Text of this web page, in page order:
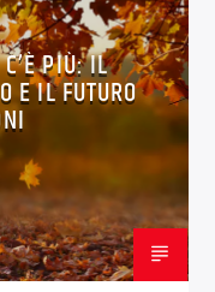
PIÙ: IL
E IL FUTURO